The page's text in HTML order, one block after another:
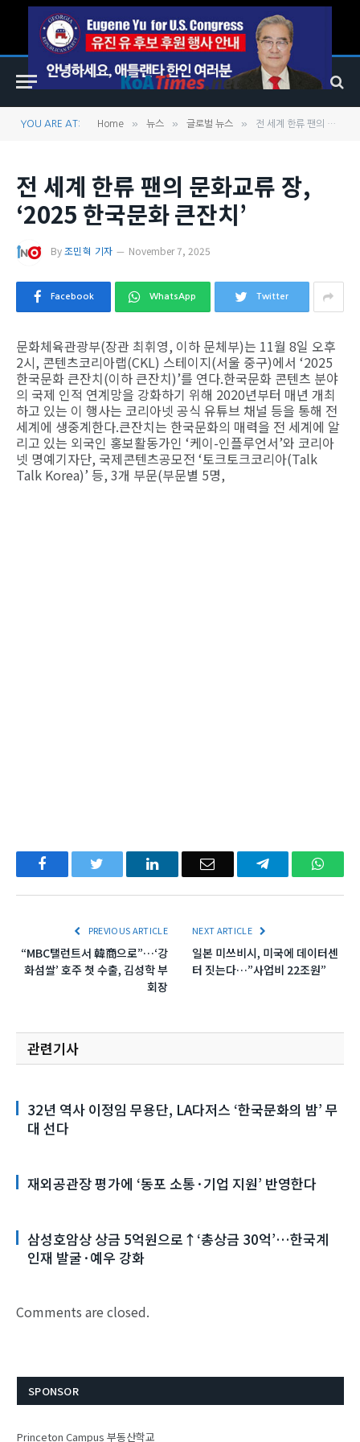
YOU ARE AT: Home » 뉴스 » 글로벌 뉴스 » 전 세계 한류 팬의 문화교류 장, ‘2025 한국문화 큰잔치’
전 세계 한류 팬의 문화교류 장,
‘2025 한국문화 큰잔치’
By조민혁 기자 November 7, 2025
Facebook WhatsApp Twitter
문화체육관광부(장관 최휘영, 이하 문체부)는 11월 8일 오후
2시, 콘텐츠코리아랩(CKL) 스테이지(서울 중구)에서 ‘2025
한국문화 큰잔치(이하 큰잔치)’를 연다.한국문화 콘텐츠 분야
의 국제 인적 연계망을 강화하기 위해 2020년부터 매년 개최
하고 있는 이 행사는 코리아넷 공식 유튜브 채널 등을 통해 전
세계에 생중계한다.큰잔치는 한국문화의 매력을 전 세계에 알
리고 있는 외국인 홍보활동가인 ‘케이-인플루언서’와 코리아
넷 명예기자단, 국제콘텐츠공모전 ‘토크토크코리아(Talk
Talk Korea)’ 등, 3개 부문(부문별 5명,
Facebook LinkedIn Email Telegram
PREVIOUS ARTICLE
“MBC탤런트서 韓商으로”…‘강
화섬쌀’ 호주 첫 수출, 김성학 부
회장
NEXT ARTICLE
일본 미쓰비시, 미국에 데이터센
터 짓는다…”사업비 22조원”
관련기사
32년 역사 이정임 무용단, LA다저스 ‘한국문화의 밤’ 무
대 선다
재외공관장 평가에 ‘동포 소통·기업 지원’ 반영한다
삼성호암상 상금 5억원으로↑‘총상금 30억’…한국계
인재 발굴·예우 강화
Comments are closed.
SPONSOR
Princeton Campus 부동산학교